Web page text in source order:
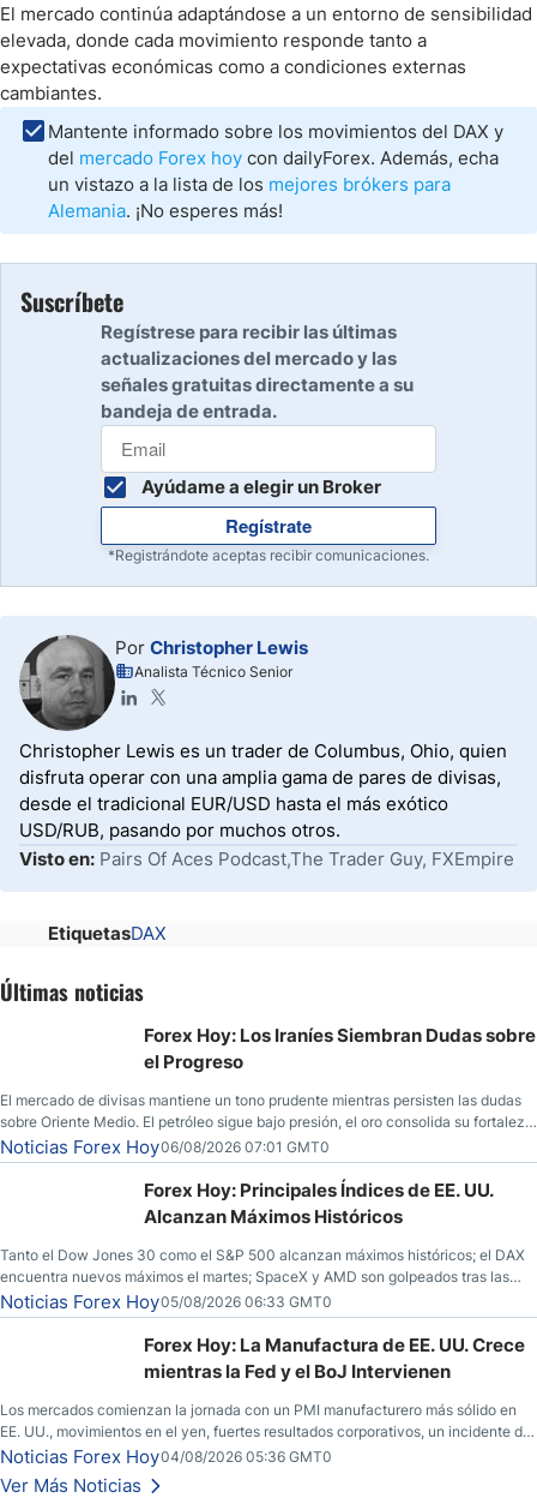
El mercado continúa adaptándose a un entorno de sensibilidad
elevada, donde cada movimiento responde tanto a
expectativas económicas como a condiciones externas
cambiantes.
Mantente informado sobre los movimientos del DAX y
del mercado Forex hoy con dailyForex. Además, echa
un vistazo a la lista de los mejores brókers para
Alemania. ¡No esperes más!
Suscríbete
Regístrese para recibir las últimas
actualizaciones del mercado y las
señales gratuitas directamente a su
bandeja de entrada.
Ayúdame a elegir un Broker
Regístrate
*Registrándote aceptas recibir comunicaciones.
Por Christopher Lewis
Analista Técnico Senior
Christopher Lewis es un trader de Columbus, Ohio, quien
disfruta operar con una amplia gama de pares de divisas,
desde el tradicional EUR/USD hasta el más exótico
USD/RUB, pasando por muchos otros.
Visto en: Pairs Of Aces Podcast,The Trader Guy, FXEmpire
EtiquetasDAX
Últimas noticias
Forex Hoy: Los Iraníes Siembran Dudas sobre
el Progreso
El mercado de divisas mantiene un tono prudente mientras persisten las dudas
sobre Oriente Medio. El petróleo sigue bajo presión, el oro consolida su fortaleza
y los operadores esperan nuevas referencias económicas desde Estados
Unidos.
Noticias Forex Hoy06/08/2026 07:01 GMT0
Forex Hoy: Principales Índices de EE. UU.
Alcanzan Máximos Históricos
Tanto el Dow Jones 30 como el S&P 500 alcanzan máximos históricos; el DAX
encuentra nuevos máximos el martes; SpaceX y AMD son golpeados tras las
llamadas de ganancias; el petróleo crudo cae por debajo de los $80 con nuevas
esperanzas; el dólar estadounidense continúa intentando estabilizarse frente al
yen; el peso mexicano ve un repunte a medida que las tasas caen en EE. UU.
Noticias Forex Hoy05/08/2026 06:33 GMT0
Forex Hoy: La Manufactura de EE. UU. Crece
mientras la Fed y el BoJ Intervienen
Los mercados comienzan la jornada con un PMI manufacturero más sólido en
EE. UU., movimientos en el yen, fuertes resultados corporativos, un incidente de
seguridad en Bitcoin y nuevas señales desde el mercado del petróleo.
Noticias Forex Hoy04/08/2026 05:36 GMT0
Ver Más Noticias